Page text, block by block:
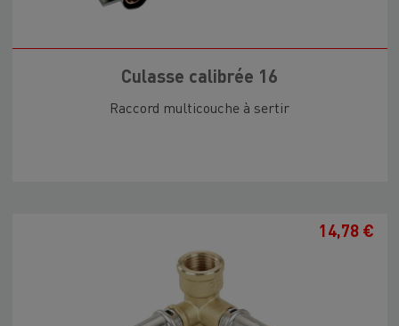
Culasse calibrée 16
Raccord multicouche à sertir
14,78 €